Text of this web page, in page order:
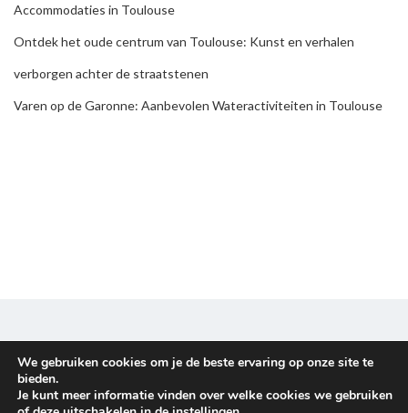
Accommodaties in Toulouse
Ontdek het oude centrum van Toulouse: Kunst en verhalen
verborgen achter de straatstenen
Varen op de Garonne: Aanbevolen Wateractiviteiten in Toulouse
Disclaimer & Privacy policy
Copyright © 2026Familieuitje. All rights reserved.
We gebruiken cookies om je de beste ervaring op onze site te
bieden.
Je kunt meer informatie vinden over welke cookies we gebruiken